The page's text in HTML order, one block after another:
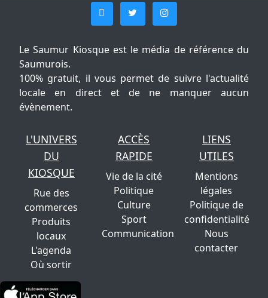
Le Saumur Kiosque est le média de référence du
Saumurois.
100% gratuit, il vous permet de suivre l'actualité
locale en direct et de ne manquer aucun
évènement.
L'UNIVERS
DU
KIOSQUE
Rue des
commerces
Produits
locaux
L'agenda
Où sortir
ACCÈS
RAPIDE
Vie de la cité
Politique
Culture
Sport
Communication
LIENS
UTILES
Mentions
légales
Politique de
confidentialité
Nous
contacter